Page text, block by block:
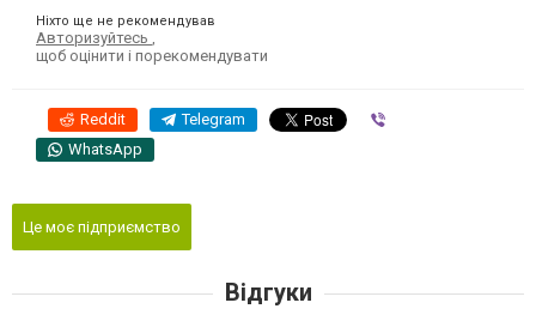
Ніхто ще не рекомендував
Авторизуйтесь
щоб оцінити і порекомендувати
Reddit Telegram
WhatsApp
Це моє підприємство
Відгуки